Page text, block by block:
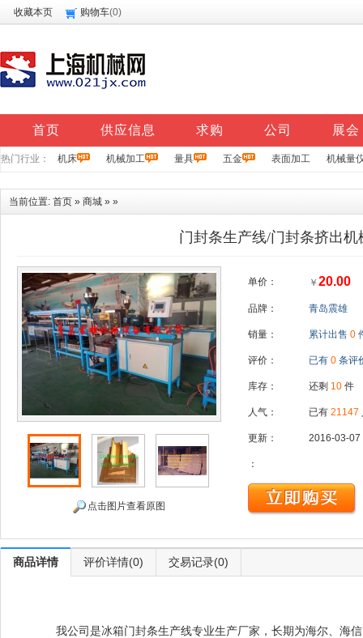
收藏本页 购物车(0)
首页 供应信息 求购 公司 展会
热门行业： 机床 机械加工 量具 五金 表面加工 机械量
当前位置: 首页 » 商城 » »
门封条生产线/门封条挤出机
点击图片查看原图
单价： ￥ 20.00
品牌： 青岛震雄
销量： 累计出售 0
评价： 已有 0 条评
库存： 还剩 10 件
人气： 已有 21147
更新： 2016-03-07
：
商品详情 评价详情(0) 交易记录(0)
我公司是冰箱门封条生产线专业生产厂家，长期为海尔、海信